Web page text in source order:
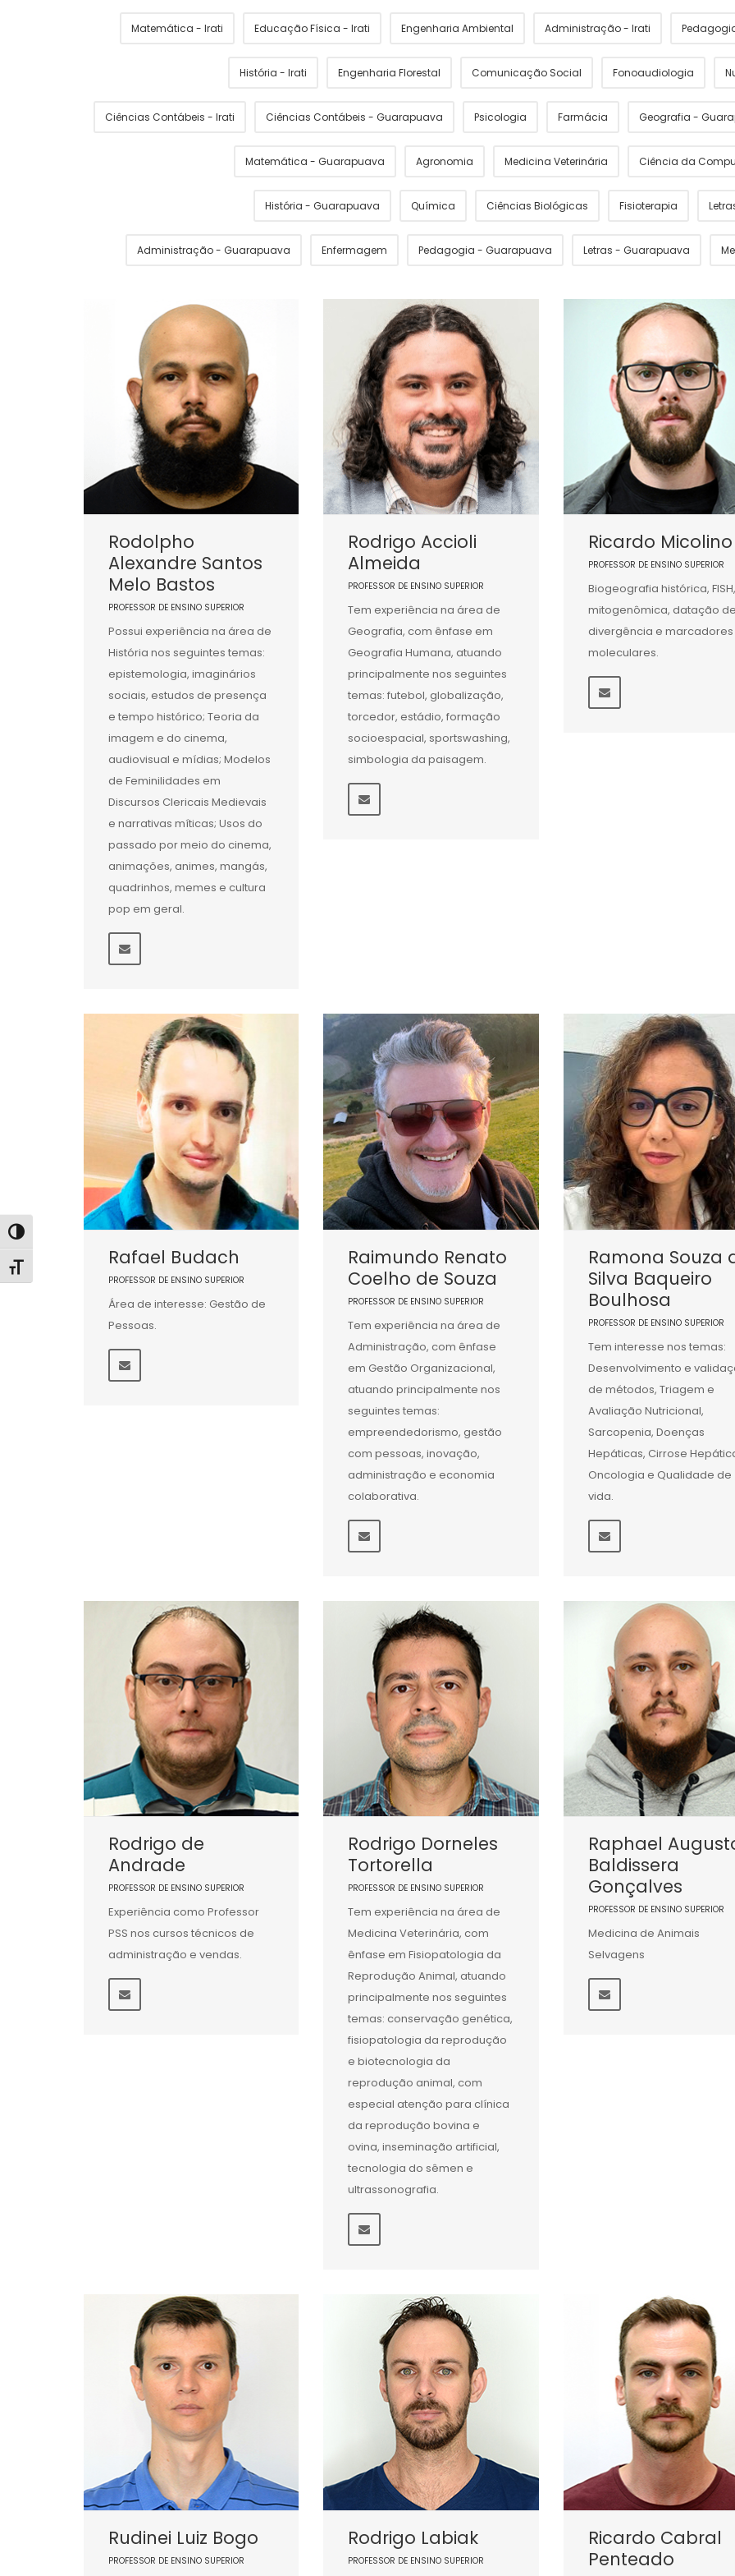
Alternar alto contraste
Alternar tamanho da fonte
Matemática - Irati Educação Física - Irati Engenharia Ambiental Administração - Irati
História - Irati Engenharia Florestal Comunicação Social Fonoaudiologia
Ciências Contábeis - Irati Ciências Contábeis - Guarapuava Psicologia Farmácia Geografia -
Matemática - Guarapuava Agronomia Medicina Veterinária Ciência da
História - Guarapuava Química Ciências Biológicas Fisioterapia
Administração - Guarapuava Enfermagem Pedagogia - Guarapuava Letras - Guarapuava
Rodolpho
Alexandre Santos
Melo Bastos
PROFESSOR DE ENSINO SUPERIOR
Possui experiência na área de
História nos seguintes temas:
epistemologia, imaginários
sociais, estudos de presença
e tempo histórico; Teoria da
imagem e do cinema,
audiovisual e mídias; Modelos
de Feminilidades em
Discursos Clericais Medievais
e narrativas míticas; Usos do
passado por meio do cinema,
animações, animes, mangás,
quadrinhos, memes e cultura
pop em geral.
Rodrigo Accioli
Almeida
PROFESSOR DE ENSINO SUPERIOR
Tem experiência na área de
Geografia, com ênfase em
Geografia Humana, atuando
principalmente nos seguintes
temas: futebol, globalização,
torcedor, estádio, formação
socioespacial, sportswashing,
simbologia da paisagem.
Ricardo Micolino
PROFESSOR DE ENSINO SUPERIOR
Biogeografia histórica, FISH,
mitogenômica, datação
divergência e marcadores
moleculares.
Rafael Budach
PROFESSOR DE ENSINO SUPERIOR
Área de interesse: Gestão de
Pessoas.
Raimundo Renato
Coelho de Souza
PROFESSOR DE ENSINO SUPERIOR
Tem experiência na área de
Administração, com ênfase
em Gestão Organizacional,
atuando principalmente nos
seguintes temas:
empreendedorismo, gestão
com pessoas, inovação,
administração e economia
colaborativa.
Ramona Souza
Silva Baqueiro
Boulhosa
PROFESSOR DE ENSINO SUPERIOR
Tem interesse nos temas:
Desenvolvimento e
de métodos, Triagem e
Avaliação Nutricional,
Sarcopenia, Doenças
Hepáticas, Cirrose
Oncologia e Qualidade de
vida.
Rodrigo de
Andrade
PROFESSOR DE ENSINO SUPERIOR
Experiência como Professor
PSS nos cursos técnicos de
administração e vendas.
Rodrigo Dorneles
Tortorella
PROFESSOR DE ENSINO SUPERIOR
Tem experiência na área de
Medicina Veterinária, com
ênfase em Fisiopatologia da
Reprodução Animal, atuando
principalmente nos seguintes
temas: conservação genética,
fisiopatologia da reprodução
e biotecnologia da
reprodução animal, com
especial atenção para clínica
da reprodução bovina e
ovina, inseminação artificial,
tecnologia do sêmen e
ultrassonografia.
Raphael
Baldissera
Gonçalves
PROFESSOR DE ENSINO SUPERIOR
Medicina de Animais
Selvagens
Rudinei Luiz Bogo
PROFESSOR DE ENSINO SUPERIOR
Rodrigo Labiak
PROFESSOR DE ENSINO SUPERIOR
Ricardo Cabral
Penteado